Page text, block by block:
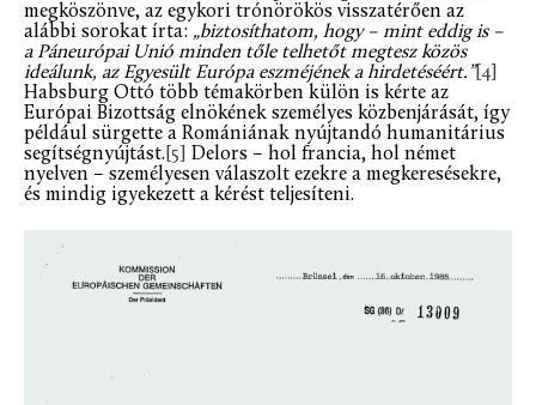
megköszönve, az egykori trónörökös visszatérően az
alábbi sorokat írta: „biztosíthatom, hogy – mint eddig is –
a Páneurópai Unió minden tőle telhetőt megtesz közös
ideálunk, az Egyesült Európa eszméjének a hirdetéséért.”[4]
Habsburg Ottó több témakörben külön is kérte az
Európai Bizottság elnökének személyes közbenjárását, így
például sürgette a Romániának nyújtandó humanitárius
segítségnyújtást. [5]
Delors – hol francia, hol német
nyelven – személyesen válaszolt ezekre a megkeresésekre,
és mindig igyekezett a kérést teljesíteni.